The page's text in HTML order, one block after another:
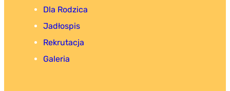
Dla Rodzica
Jadłospis
Rekrutacja
Galeria